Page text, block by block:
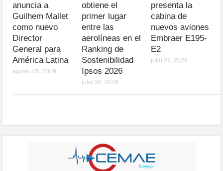
anuncia a
Guilhem Mallet
como nuevo
Director
General para
América Latina
agosto 05, 2026
obtiene el
primer lugar
entre las
aerolíneas en el
Ranking de
Sostenibilidad
Ipsos 2026
julio 30, 2026
presenta la
cabina de
nuevos aviones
Embraer E195-
E2
julio 29, 2026